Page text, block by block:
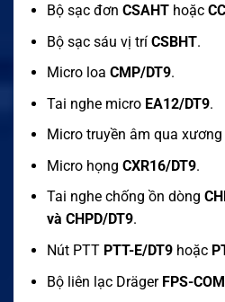
Bộ sạc đơn CSAHThoặc
Bộ sạc sáu vị trí CSBHT.
Micro loa CMP/DT9.
Tai nghe micro EA12/DT9.
Micro truyền âm qua
Micro họng CXR16/DT9.
Tai nghe chống ồn dòng
và CHPD/DT9.
Nút PTT PTT-E/DT9hoặc
Bộ liên lạc Dräger FPS-